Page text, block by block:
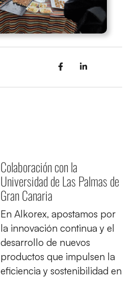
Colaboración con la
Universidad de Las Palmas de
Gran Canaria
En Alkorex, apostamos por
la innovación continua y el
desarrollo de nuevos
productos que impulsen la
eficiencia y sostenibilidad en